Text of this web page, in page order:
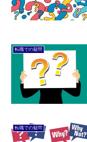
転職での疑問
転職での疑問